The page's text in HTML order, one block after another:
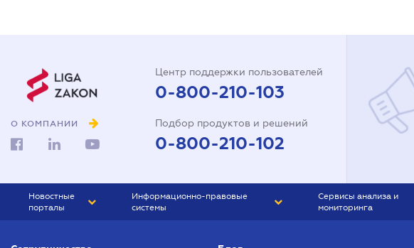
О КОМПАНИИ
Центр поддержки пользователей
0-800-210-103
Подбор продуктов и решений
0-800-210-102
Новостные
порталы
Информационно-правовые
системы
Сервисы анализа и
мониторинга